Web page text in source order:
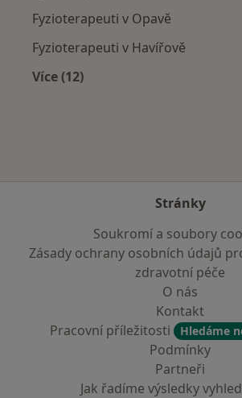
Fyzioterapeuti v Opavě
Fyzioterapeuti v Havířově
Více (12)
Stránky
Soukromí a soubory
Zásady ochrany osobních údajů
zdravotní péče
O nás
Kontakt
Pracovní příležitosti
Hledáme
Podmínky
Partneři
Jak řadíme výsledky